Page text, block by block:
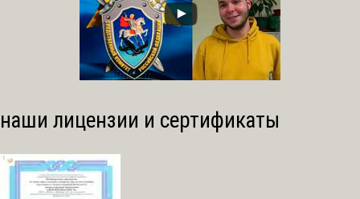
наши лицензии и сертификаты